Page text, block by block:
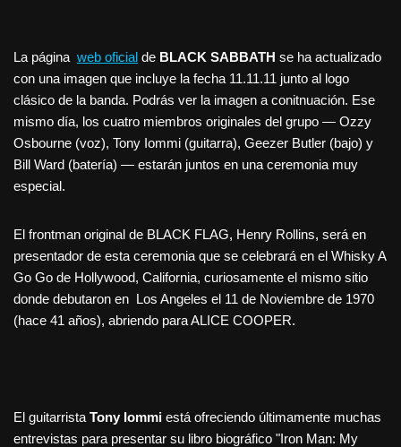
La página web oficial de BLACK SABBATH se ha actualizado
con una imagen que incluye la fecha 11.11.11 junto al logo
clásico de la banda. Podrás ver la imagen a conitnuación. Ese
mismo día, los cuatro miembros originales del grupo — Ozzy
Osbourne (voz), Tony Iommi (guitarra), Geezer Butler (bajo) y
Bill Ward (batería) — estarán juntos en una ceremonia muy
especial.
El frontman original de BLACK FLAG, Henry Rollins, será en
presentador de esta ceremonia que se celebrará en el Whisky A
Go Go de Hollywood, California, curiosamente el mismo sitio
donde debutaron en Los Angeles el 11 de Noviembre de 1970
(hace 41 años), abriendo para ALICE COOPER.
El guitarrista Tony Iommi está ofreciendo últimamente muchas
entrevistas para presentar su libro biográfico "Iron Man: My